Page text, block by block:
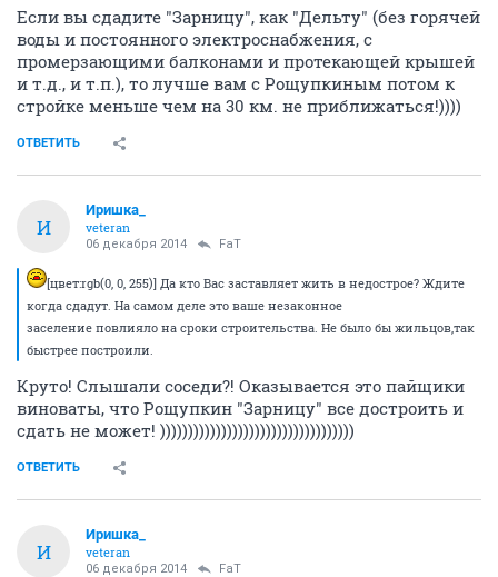
Если вы сдадите "Зарницу", как "Дельту" (без горячей
воды и постоянного электроснабжения, с
промерзающими балконами и протекающей крышей
и т.д., и т.п.), то лучше вам с Рощупкиным потом к
стройке меньше чем на 30 км. не приближаться!))))
ОТВЕТИТЬ
И
Иришка_
veteran
06 декабря 2014 FaT
[цвет:rgb(0, 0, 255)] Да кто Вас заставляет жить в недострое? Ждите
когда сдадут. На самом деле это ваше незаконное
заселение повлияло на сроки строительства. Не было бы жильцов,так
быстрее построили.
Круто! Слышали соседи?! Оказывается это пайщики
виноваты, что Рощупкин "Зарницу" все достроить и
сдать не может! )))))))))))))))))))))))))))))))))))
ОТВЕТИТЬ
И
Иришка_
veteran
06 декабря 2014 FaT